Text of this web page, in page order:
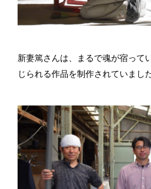
新妻篤さんは、まるで魂が宿って
じられる作品を制作されていました